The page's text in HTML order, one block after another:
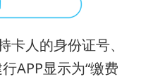
人的身份证号、
APP显示为“缴费